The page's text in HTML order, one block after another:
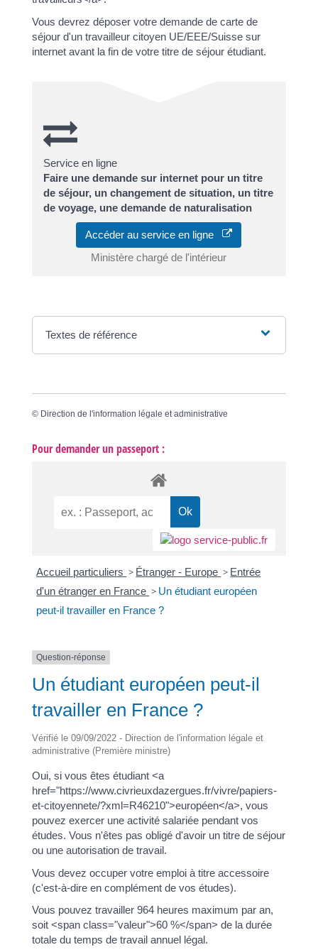
Vous devrez déposer votre demande de carte de
séjour d'un travailleur citoyen UE/EEE/Suisse sur
internet avant la fin de votre titre de séjour étudiant.
Service en ligne
Faire une demande sur internet pour un titre
de séjour, un changement de situation, un titre
de voyage, une demande de naturalisation
Accéder au service en ligne
Ministère chargé de l'intérieur
Textes de référence
© Direction de l'information légale et administrative
Pour demander un passeport :
Accueil particuliers > Étranger - Europe > Entrée
d'un étranger en France > Un étudiant européen
peut-il travailler en France ?
Question-réponse
Un étudiant européen peut-il
travailler en France ?
Vérifié le 09/09/2022 - Direction de l'information légale et
administrative (Première ministre)
Oui, si vous êtes étudiant <a
href="https://www.civrieuxdazergues.fr/vivre/papiers-
et-citoyennete/?xml=R46210">européen</a>, vous
pouvez exercer une activité salariée pendant vos
études. Vous n'êtes pas obligé d'avoir un titre de séjour
ou une autorisation de travail.
Vous devez occuper votre emploi à titre accessoire
(c'est-à-dire en complément de vos études).
Vous pouvez travailler 964 heures maximum par an,
soit <span class="valeur">60 %</span> de la durée
totale du temps de travail annuel légal.